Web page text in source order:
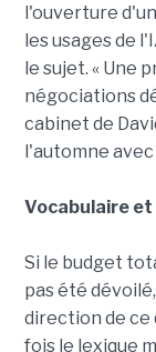
l'ouverture
les usages de
le sujet. « Une
négociations
cabinet de
l'automne
Vocabulaire
Si le budget
pas été
direction de ce
fois le lexique